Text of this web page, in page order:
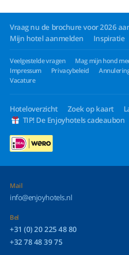
Vraag nu de brochure voor 2026
Mijn hotel aanmelden
Inspiratie
Veelgestelde vragen Mag mijn hond
Impressum
Privacybeleid
Vacature
Hoteloverzicht Zoek op kaart
TIP! De Enjoyhotels cadeaubon
Mail
info@enjoyhotels.nl
Bel
+31 (0) 20 225 48 80
+32 78 48 39 75